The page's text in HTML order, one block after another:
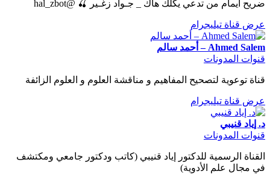
ضريح أيمام من تدعي يگلك هاك _ جـواد زغـير 🍒 @hal_zbot
عرض قناة تيليجرام
Ahmed Salem – أحمد سالم
قنوات المدونات
قناة توعوية لتصحيح المفاهيم و مناقشة العلوم و العلوم الزائفة
عرض قناة تيليجرام
د. إياد قنيبي
قنوات المدونات
القناة الرسمية للدكتور إياد قنيبي (كاتب ودكتور جامعي ومكتشف
في مجال علم الأدوية)